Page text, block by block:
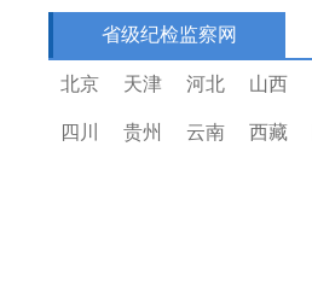
省级纪检监察网
北京 天津 河北 山西
四川 贵州 云南 西藏